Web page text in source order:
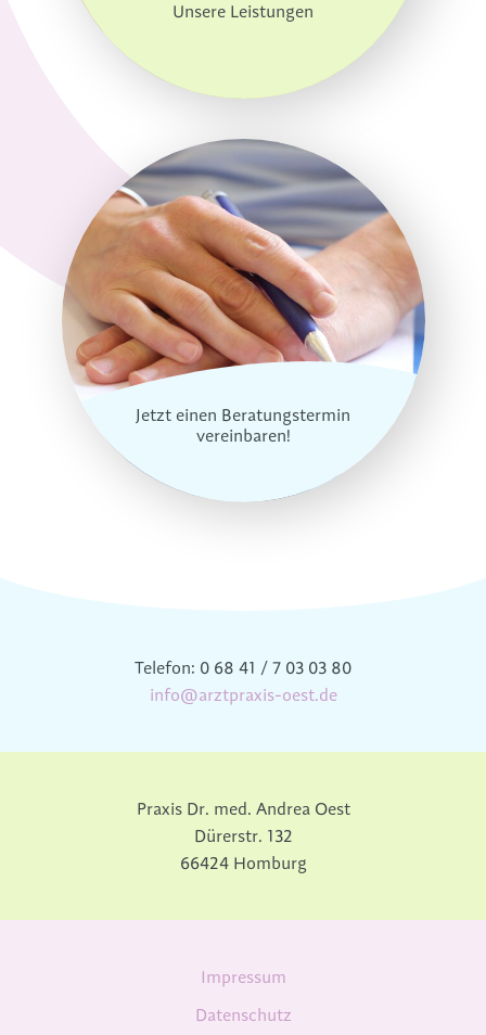
Unsere Leistungen
Jetzt einen Beratungstermin
vereinbaren!
Telefon: 0 68 41 / 7 03 03 80
info@arztpraxis-oest.de
Praxis Dr. med. Andrea Oest
Dürerstr. 132
66424 Homburg
Impressum
Datenschutz